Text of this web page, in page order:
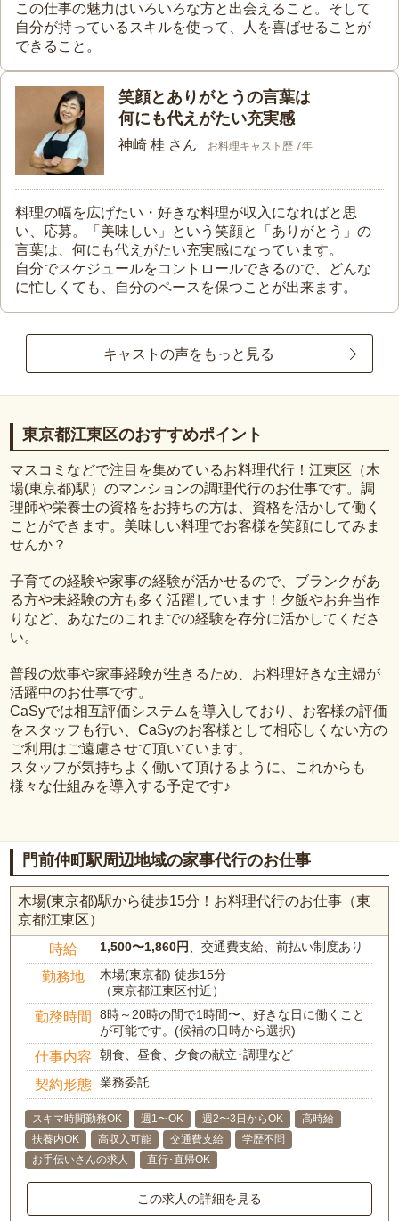
この仕事の魅力はいろいろな方と出会えること。そして
自分が持っているスキルを使って、人を喜ばせることが
できること。
笑顔とありがとうの言葉は
何にも代えがたい充実感
神崎 桂 さん お料理キャスト歴 7年
料理の幅を広げたい・好きな料理が収入になればと思
い、応募。「美味しい」という笑顔と「ありがとう」の
言葉は、何にも代えがたい充実感になっています。
自分でスケジュールをコントロールできるので、どんな
に忙しくても、自分のペースを保つことが出来ます。
キャストの声をもっと見る
東京都江東区のおすすめポイント
マスコミなどで注目を集めているお料理代行！江東区（木
場(東京都)駅）のマンションの調理代行のお仕事です。調
理師や栄養士の資格をお持ちの方は、資格を活かして働く
ことができます。美味しい料理でお客様を笑顔にしてみま
せんか？
子育ての経験や家事の経験が活かせるので、ブランクがあ
る方や未経験の方も多く活躍しています！夕飯やお弁当作
りなど、あなたのこれまでの経験を存分に活かしてくださ
い。
普段の炊事や家事経験が生きるため、お料理好きな主婦が
活躍中のお仕事です。
CaSyでは相互評価システムを導入しており、お客様の評価
をスタッフも行い、CaSyのお客様として相応しくない方の
ご利用はご遠慮させて頂いています。
スタッフが気持ちよく働いて頂けるように、これからも
様々な仕組みを導入する予定です♪
門前仲町駅周辺地域の家事代行のお仕事
木場(東京都)駅から徒歩15分！お料理代行のお仕事（東
京都江東区）
時給 1,500〜1,860円、交通費支給、前払い制度あり
勤務地
木場(東京都) 徒歩15分
（東京都江東区付近）
勤務時間
8時～20時の間で1時間〜、好きな日に働くこと
が可能です。(候補の日時から選択)
仕事内容 朝食、昼食、夕食の献立･調理など
契約形態 業務委託
スキマ時間勤務OK 週1〜OK 週2〜3日からOK
高時給
扶養内OK
高収入可能 交通費支給
学歴不問
お手伝いさんの求人
直行･直帰OK
この求人の詳細を見る